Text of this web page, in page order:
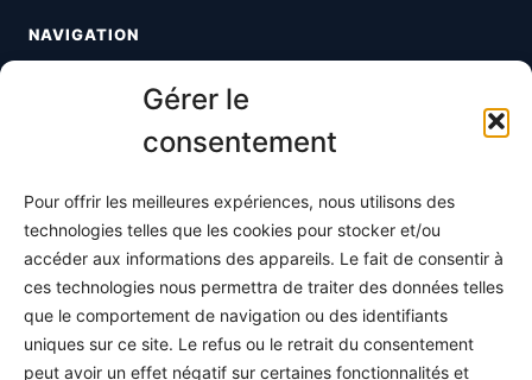
Gérer le
consentement
Pour offrir les meilleures expériences, nous utilisons des
technologies telles que les cookies pour stocker et/ou
accéder aux informations des appareils. Le fait de consentir à
ces technologies nous permettra de traiter des données telles
que le comportement de navigation ou des identifiants
uniques sur ce site. Le refus ou le retrait du consentement
peut avoir un effet négatif sur certaines fonctionnalités et
NAVIGATION
Toutes les maths
S'abonner
À propos
Contact / Support
Mes publications